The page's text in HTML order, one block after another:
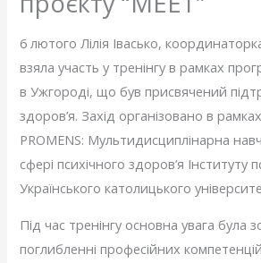
6 лютого Лілія Івасько,
взяла участь у тренінгу в рамках
в Ужгороді, що був присвячений
здоров’я. Захід організовано в
PROMENS: Мультидисциплінарна
сфері психічного здоров’я Інституту
Українського католицького
Під час тренінгу основна увага була
поглибленні професійних